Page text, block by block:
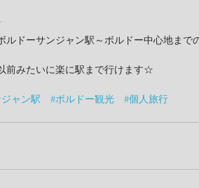
ドーサンジャン駅～ボルドー中心地まで
前みたいに楽に駅まで行けます☆
ャン駅 #ボルドー観光
#個人旅行